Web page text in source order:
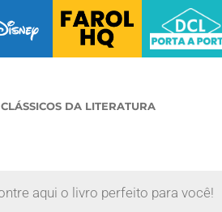
CLÁSSICOS DA LITERATURA